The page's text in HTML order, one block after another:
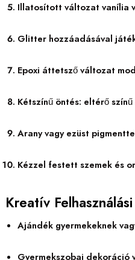
Illatosított változat vanília
Glitter hozzáadásával
Epoxi áttetsző változat
Kétszínű öntés: eltérő
Arany vagy ezüst
Kézzel festett szemek és
Kreatív
Ajándék gyermekeknek
Gyermekszobai dekoráció